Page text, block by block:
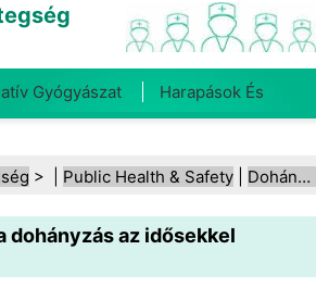
Gyógyászat Harapások És
És Táplálkozás Családi
Ágazat Mentális Egészség
Biztonság Sebészet És
> | Public Health & Safety Dohányzás és dohánytermékek
dohányzás az idősekkel